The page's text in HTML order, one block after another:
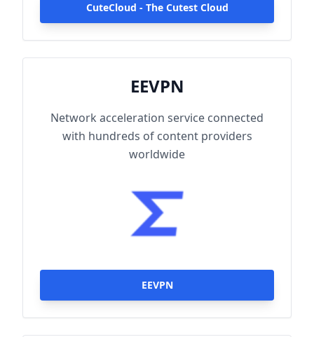
CuteCloud - The Cutest Cloud
EEVPN
Network acceleration service connected
with hundreds of content providers
worldwide
EEVPN